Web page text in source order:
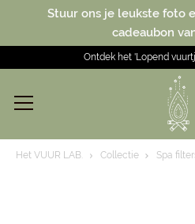
Stuur ons je leukste foto
cadeaubon
Ontdek het 'Lopend
Het VUUR LAB. Collectie Spa